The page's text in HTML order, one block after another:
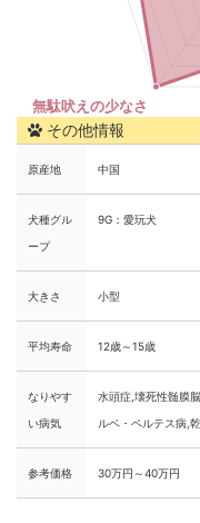
その他情報
原産地 中国
犬種グル
ープ
9G：愛玩犬
大きさ 小型
平均寿命 12歳～15歳
なりやす
い病気
水頭症,壊死性髄膜
ルベ・ペルテス病,
参考価格 30万円～40万円